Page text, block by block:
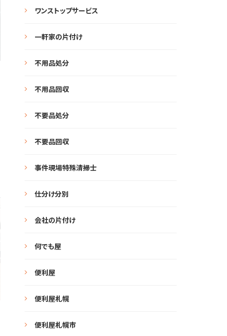
ワンストップサービス
一軒家の片付け
不用品処分
不用品回収
不要品処分
不要品回収
事件現場特殊清掃士
仕分け分別
会社の片付け
何でも屋
便利屋
便利屋札幌
便利屋札幌市